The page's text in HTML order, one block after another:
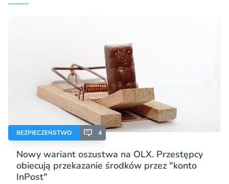
BEZPIECZEŃSTWO 4
Nowy wariant oszustwa na OLX. Przestępcy
obiecują przekazanie środków przez "konto
InPost"